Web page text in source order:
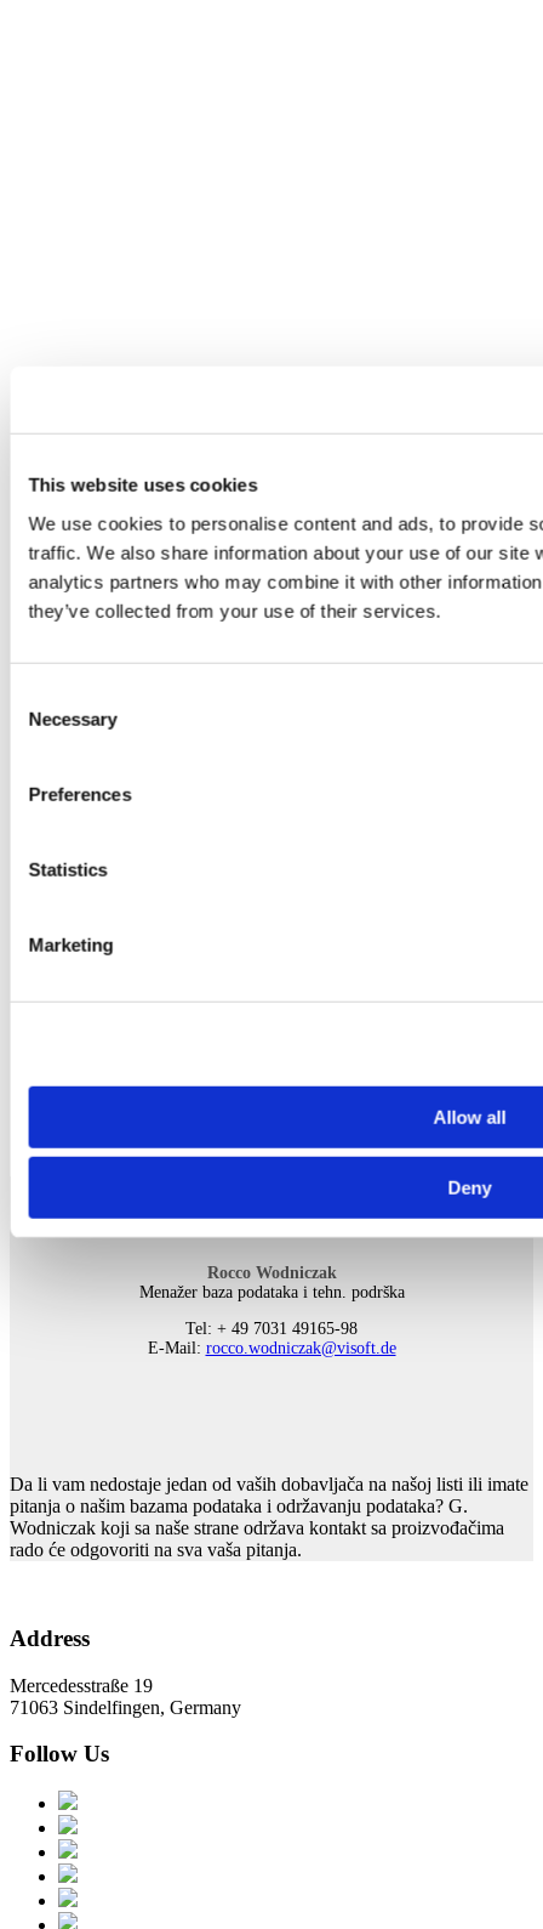
This website uses cookies
We use cookies to personalise content and ads, to provide
traffic. We also share information about your use of our site
analytics partners who may combine it with other
they’ve collected from your use of their services.
Selection
Necessary
Preferences
Statistics
Marketing
Allow all
Deny
Rocco Wodniczak
Menažer baza podataka i tehn. podrška
Tel: + 49 7031 49165-98
E-Mail: rocco.wodniczak@visoft.de
Da li vam nedostaje jedan od vaših dobavljača na našoj listi ili imate
pitanja o našim bazama podataka i održavanju podataka? G.
Wodniczak koji sa naše strane održava kontakt sa proizvođačima
rado će odgovoriti na sva vaša pitanja.
Address
Mercedesstraße 19
71063 Sindelfingen, Germany
Follow Us